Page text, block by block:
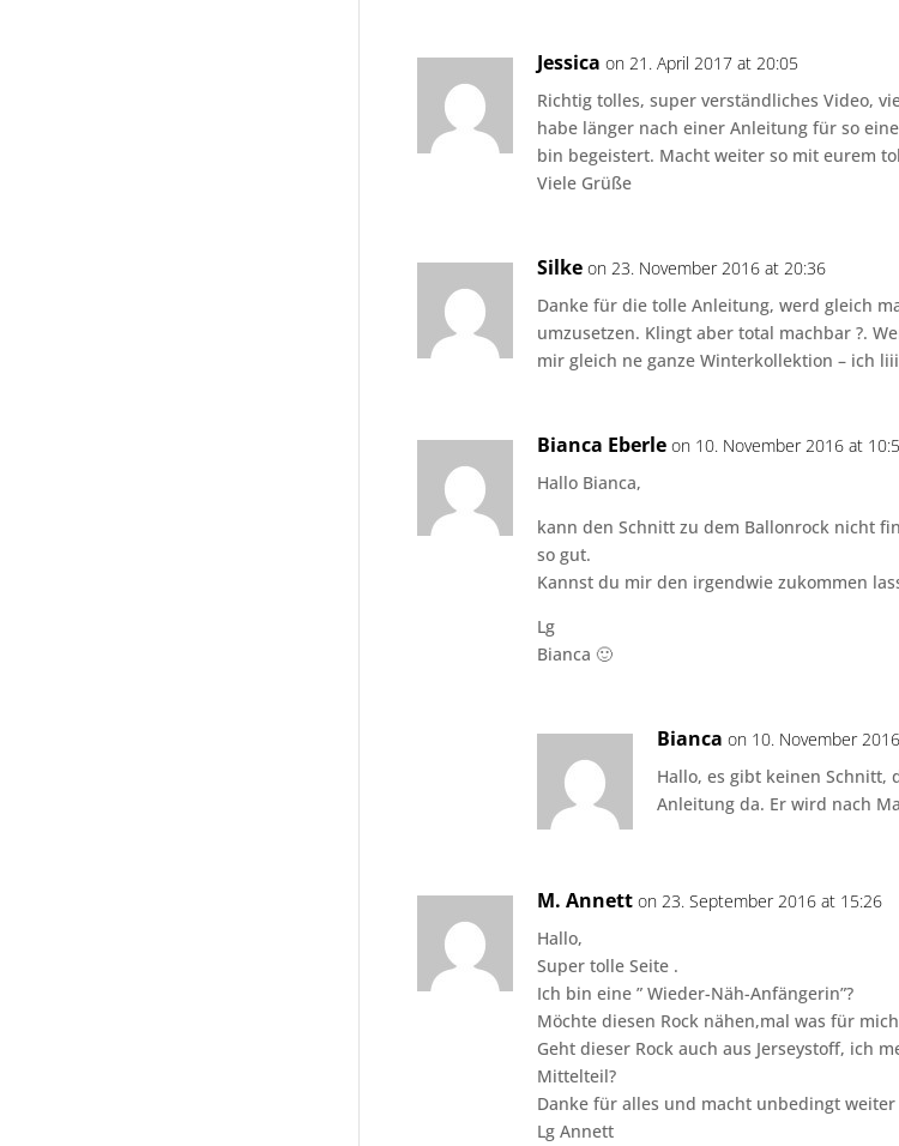
Jessica on 21. April 2017 at 20:05
Richtig tolles, super verständliches Video,
habe länger nach einer Anleitung für so
bin begeistert. Macht weiter so mit eurem
Viele Grüße
Silke on 23. November 2016 at 20:36
Danke für die tolle Anleitung, werd gleich
umzusetzen. Klingt aber total machbar ?.
mir gleich ne ganze Winterkollektion – ich
Bianca Eberle on 10. November 2016 at
Hallo Bianca,
kann den Schnitt zu dem Ballonrock nicht
so gut.
Kannst du mir den irgendwie zukommen
Lg
Bianca 🙂
Bianca on 10. November
Hallo, es gibt keinen Schnitt,
Anleitung da. Er wird nach
M. Annett on 23. September 2016 at 15:26
Hallo,
Super tolle Seite .
Ich bin eine ” Wieder-Näh-Anfängerin”?
Möchte diesen Rock nähen,mal was für
Geht dieser Rock auch aus Jerseystoff, ich
Mittelteil?
Danke für alles und macht unbedingt weiter
Lg Annett